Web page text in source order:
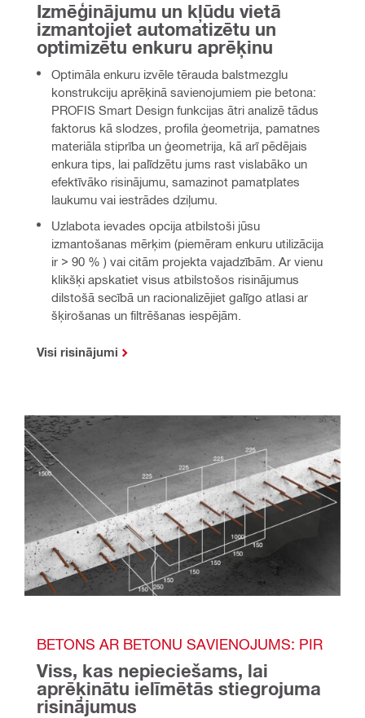
Izmēģinājumu un kļūdu vietā
izmantojiet automatizētu un
optimizētu enkuru aprēķinu
Optimāla enkuru izvēle tērauda balstmezglu
konstrukciju aprēķinā savienojumiem pie betona:
PROFIS Smart Design funkcijas ātri analizē tādus
faktorus kā slodzes, profila ģeometrija, pamatnes
materiāla stiprība un ģeometrija, kā arī pēdējais
enkura tips, lai palīdzētu jums rast vislabāko un
efektīvāko risinājumu, samazinot pamatplates
laukumu vai iestrādes dziļumu.
Uzlabota ievades opcija atbilstoši jūsu
izmantošanas mērķim (piemēram enkuru utilizācija
ir > 90 % ) vai citām projekta vajadzībām. Ar vienu
klikšķi apskatiet visus atbilstošos risinājumus
dilstošā secībā un racionalizējiet galīgo atlasi ar
šķirošanas un filtrēšanas iespējām.
Visi risinājumi
BETONS AR BETONU SAVIENOJUMS: PIR
Viss, kas nepieciešams, lai
aprēķinātu ielīmētās stiegrojuma
risinājumus